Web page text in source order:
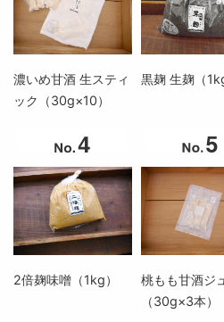
濃いめ甘酒 生スティ
ック（30g×10）
黒麹 生麹（1kg
2倍麹味噌（1kg）
桃もも甘酒ジ
（30g×3本）